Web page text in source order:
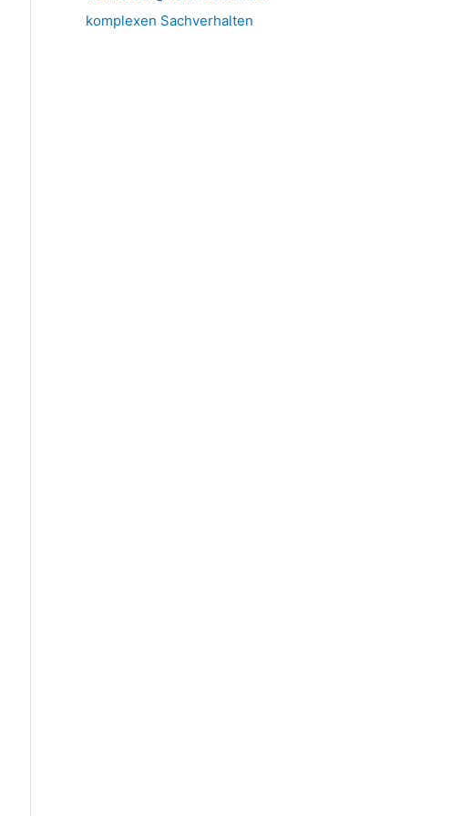
komplexen Sachverhalten